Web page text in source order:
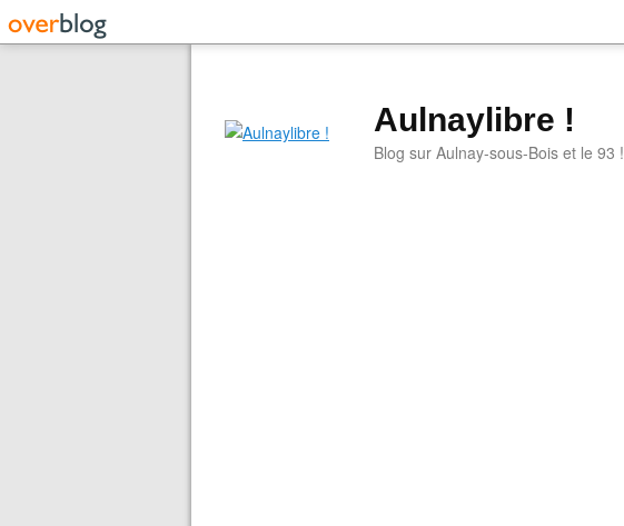
Aulnaylibre !
Blog sur Aulnay-sous-Bois et le 93 !